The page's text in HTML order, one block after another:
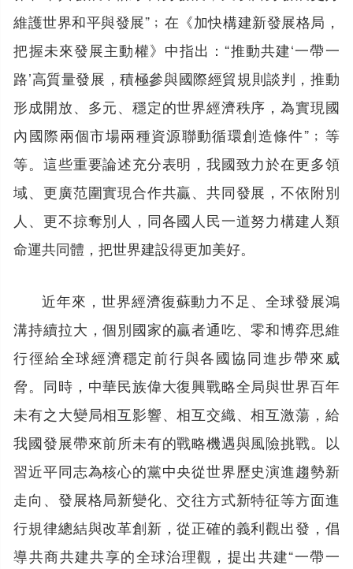
維護世界和平與發展”﹔在《加快構建新發展格局，
把握未來發展主動權》中指出：“推動共建‘一帶一
路’高質量發展，積極參與國際經貿規則談判，推動
形成開放、多元、穩定的世界經濟秩序，為實現國
內國際兩個市場兩種資源聯動循環創造條件”﹔等
等。這些重要論述充分表明，我國致力於在更多領
域、更廣范圍實現合作共贏、共同發展，不依附別
人、更不掠奪別人，同各國人民一道努力構建人類
命運共同體，把世界建設得更加美好。
近年來，世界經濟復蘇動力不足、全球發展鴻
溝持續拉大，個別國家的贏者通吃、零和博弈思維
行徑給全球經濟穩定前行與各國協同進步帶來威
脅。同時，中華民族偉大復興戰略全局與世界百年
未有之大變局相互影響、相互交織、相互激蕩，給
我國發展帶來前所未有的戰略機遇與風險挑戰。以
習近平同志為核心的黨中央從世界歷史演進趨勢新
走向、發展格局新變化、交往方式新特征等方面進
行規律總結與改革創新，從正確的義利觀出發，倡
導共商共建共享的全球治理觀，提出共建“一帶一